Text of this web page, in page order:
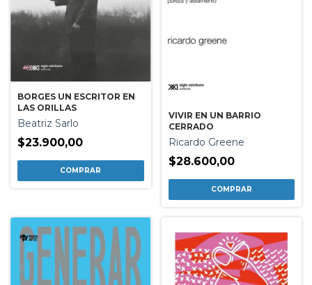
BORGES UN ESCRITOR EN
LAS ORILLAS
Beatriz Sarlo
$23.900,00
VIVIR EN UN BARRIO
CERRADO
Ricardo Greene
$28.600,00